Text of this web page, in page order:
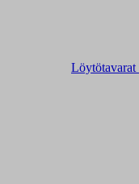
Löytötavarat